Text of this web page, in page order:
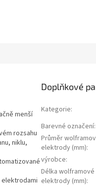
menší
rozsahu
niklu,
Doplňkové
Kategorie:
Barevné označení:
Průměr
elektrody (mm):
výrobce:
Délka wolframové
elektrody (mm):